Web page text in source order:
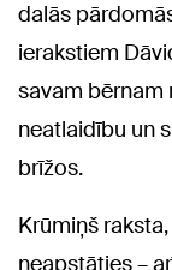
dalās
ierakstiem
savam bērnam
neatlaidību un
brīžos.
Krūmiņš